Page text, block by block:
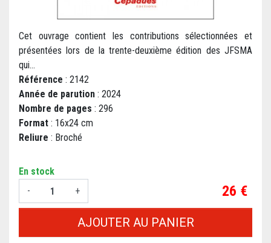
Cet ouvrage contient les contributions sélectionnées et
présentées lors de la trente-deuxième édition des JFSMA
qui...
Référence : 2142
Année de parution : 2024
Nombre de pages : 296
Format : 16x24 cm
Reliure : Broché
En stock
-
+ Prix
26 €
AJOUTER AU PANIER